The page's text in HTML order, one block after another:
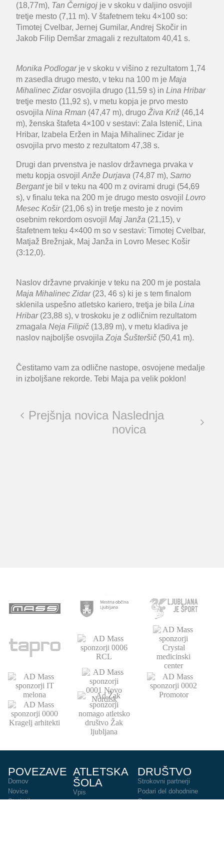
(18,77m), Tan Černigoj je v skoku v daljino osvojil
tretje mesto (7,11 m). V štafetnem teku 4×100 so:
Timotej Cvelbar, Jernej Gumilar, Andrej Skočir in
Jakob Filip Demšar zmagali z rezultatom 40,41 s.
Monika Podlogarje v skoku v višino z rezultatom 1,74
m zasedla drugo mesto, v teku na 100 m je Maja
Mihalinec Zidarosvojila drugo (11,59 s) in Lina Hribar
tretje mesto (11,92 s), v metu kopja je prvo mesto
osvojila Nina Rman (47,47 m), drugo Živa Križ (46,14
m), ženska štafeta 4×100 v sestavi: Zala Istenič, Lina
Hribar, Izabela Eržen in Maja Mihalinec Zidar je
osvojila prvo mesto z rezultatom 47,38 s.
Drugi dan prvenstva je naslov državnega prvaka v
metu kopja osvojil Anže Durjava (74,87 m), Samo
Bergantje bil v teku na 400 m z ovirami drugi (54,69
s), v finalu teka na 200 m je drugo mesto osvojil Lovro
Mesec Košir(21,06 s) in tretje mesto je z novim
osebnim rekordom osvojil Maj Janža (21,15), v
štafetnem teku 4×400 m so v sestavi: Timotej Cvelbar,
Matjaž Brežnjak, Maj Janža in Lovro Mesec Košir
(3:12,0).
Naslov državne prvakinje v teku na 200 m je postala
Maja Mihalinec Zidar(23, 46 s) ki je s tem finalom
sklenila uspešno atletsko kariero, tretja je bila Lina
Hribar(23,88 s), v troskoku je z odličnim rezultatom
zmagala Neja Filipič (13,89 m), v metu kladiva je
naslov najboljše osvojila Zoja Šušteršič (50,41 m).
Čestitamo vam za odlične nastope, osvojene medalje
in izboljšane rekorde. Tebi Maja pa velik poklon!
Prejšnja novica Naslednja
novica
POVEZAVE
Domov
Novice
Statistika
ATLETSKA
ŠOLA
Vpis
DRUŠTVO
Strokovni partnerji
Podari del dohodnine
O nas